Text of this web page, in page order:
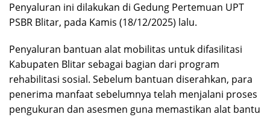
Penyaluran ini dilakukan di Gedung Pertemuan UPT
PSBR Blitar, pada Kamis (18/12/2025) lalu.
Penyaluran bantuan alat mobilitas untuk difasilitasi
Kabupaten Blitar sebagai bagian dari program
rehabilitasi sosial. Sebelum bantuan diserahkan, para
penerima manfaat sebelumnya telah menjalani proses
pengukuran dan asesmen guna memastikan alat bantu